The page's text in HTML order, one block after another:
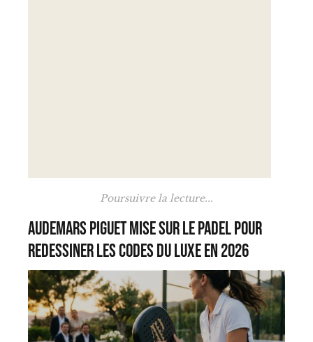
Poursuivre la lecture...
Audemars Piguet mise sur le padel pour
redessiner les codes du luxe en 2026